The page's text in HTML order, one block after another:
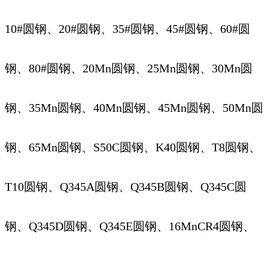
10#圆钢、20#圆钢、35#圆钢、45#圆钢、60#圆
钢、80#圆钢、20Mn圆钢、25Mn圆钢、30Mn圆
钢、35Mn圆钢、40Mn圆钢、45Mn圆钢、50Mn圆
钢、65Mn圆钢、S50C圆钢、K40圆钢、T8圆钢、
T10圆钢、Q345A圆钢、Q345B圆钢、Q345C圆
钢、Q345D圆钢、Q345E圆钢、16MnCR4圆钢、